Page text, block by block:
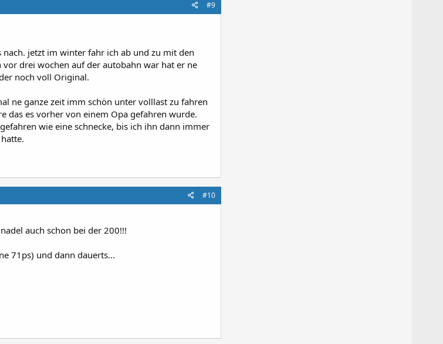
#9
jetzt im winter fahr ich ab und zu mit den
drei wochen auf der autobahn war hat er ne
noch voll Original.
ne ganze zeit imm schön unter volllast zu fahren
es vorher von einem Opa gefahren wurde.
wie eine schnecke, bis ich ihn dann immer
#10
auch schon bei der 200!!!
71ps) und dann dauerts...